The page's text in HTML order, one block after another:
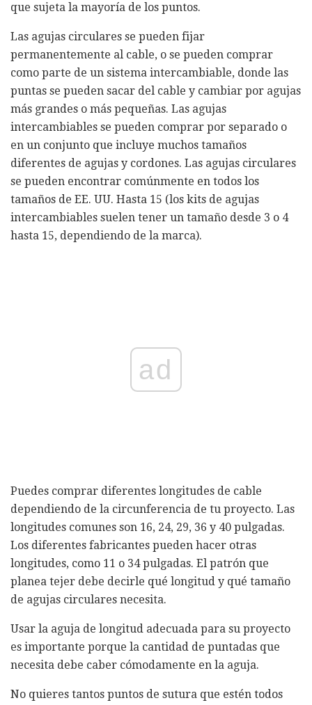
que sujeta la mayoría de los puntos.
Las agujas circulares se pueden fijar
permanentemente al cable, o se pueden comprar
como parte de un sistema intercambiable, donde las
puntas se pueden sacar del cable y cambiar por agujas
más grandes o más pequeñas. Las agujas
intercambiables se pueden comprar por separado o
en un conjunto que incluye muchos tamaños
diferentes de agujas y cordones. Las agujas circulares
se pueden encontrar comúnmente en todos los
tamaños de EE. UU. Hasta 15 (los kits de agujas
intercambiables suelen tener un tamaño desde 3 o 4
hasta 15, dependiendo de la marca).
ad
Puedes comprar diferentes longitudes de cable
dependiendo de la circunferencia de tu proyecto. Las
longitudes comunes son 16, 24, 29, 36 y 40 pulgadas.
Los diferentes fabricantes pueden hacer otras
longitudes, como 11 o 34 pulgadas. El patrón que
planea tejer debe decirle qué longitud y qué tamaño
de agujas circulares necesita.
Usar la aguja de longitud adecuada para su proyecto
es importante porque la cantidad de puntadas que
necesita debe caber cómodamente en la aguja.
No quieres tantos puntos de sutura que estén todos